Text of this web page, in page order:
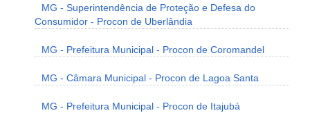
MG - Superintendência de Proteção e Defesa do
Consumidor - Procon de Uberlândia
MG - Prefeitura Municipal - Procon de Coromandel
MG - Câmara Municipal - Procon de Lagoa Santa
MG - Prefeitura Municipal - Procon de Itajubá